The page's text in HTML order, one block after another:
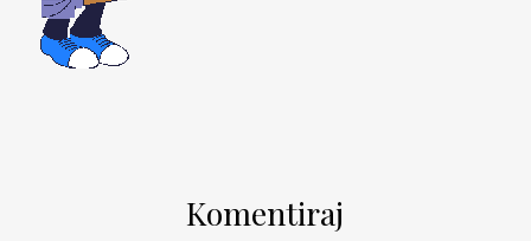
Komentiraj